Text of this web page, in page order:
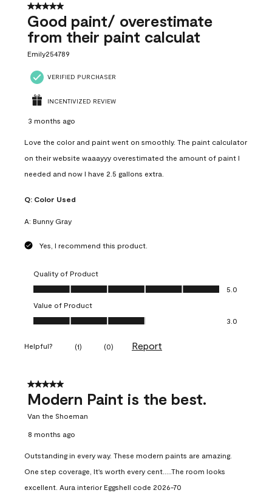
5 out of 5 stars.
Good paint/ overestimate
from their paint calculat
Emily254789
VERIFIED PURCHASER
INCENTIVIZED REVIEW
3 months ago
Love the color and paint went on smoothly. The paint calculator
on their website waaayyy overestimated the amount of paint I
needed and now I have 2.5 gallons extra.
Q: Color Used
A: Bunny Gray
Yes, I recommend this product.
Quality of Product
Quality of Product, 5.0 out of 5
5.0
Value of Product
Value of Product, 3.0 out of 5
3.0
Helpful? (1) (0) Report
5 out of 5 stars.
Modern Paint is the best.
Van the Shoeman
8 months ago
Outstanding in every way. These modern paints are amazing.
One step coverage, It's worth every cent.....The room looks
excellent. Aura interior Eggshell code 2026-70